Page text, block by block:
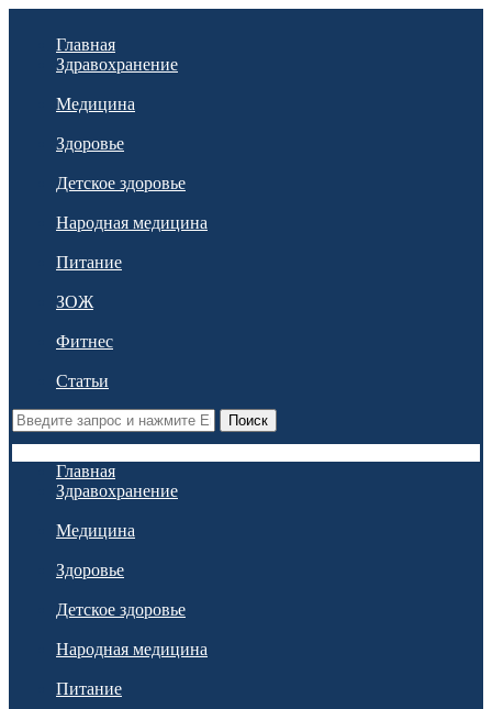
Главная
Здравохранение
Медицина
Здоровье
Детское здоровье
Народная медицина
Питание
ЗОЖ
Фитнес
Статьи
Поиск
Главная
Здравохранение
Медицина
Здоровье
Детское здоровье
Народная медицина
Питание